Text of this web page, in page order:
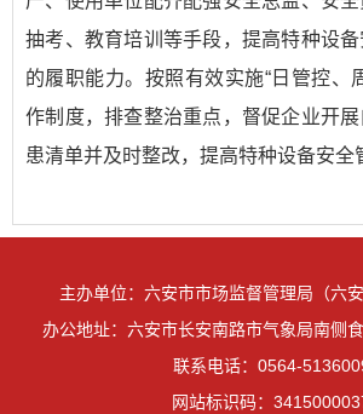
抽考、教育培训等手段，提高特种设
的履职能力。按照有效实施“日管控、
作制度，排查整治重点，督促企业开
患清单并及时整改，提高特种设备安全
主办单位：六安市市场监督管理局（六
办公地址：六安市长安南路市气象局南侧
联系电话：0564-
网站标识码：